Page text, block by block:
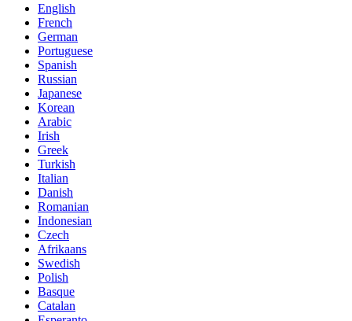
English
French
German
Portuguese
Spanish
Russian
Japanese
Korean
Arabic
Irish
Greek
Turkish
Italian
Danish
Romanian
Indonesian
Czech
Afrikaans
Swedish
Polish
Basque
Catalan